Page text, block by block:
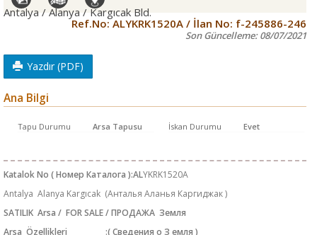
Antalya / Alanya / Kargıcak Bld.
Ref.No:ALYKRK1520A / İlan No: f-245886-246
Son Güncelleme:08/07/2021
Yazdır (PDF)
Ana Bilgi
Tapu Durumu Arsa Tapusu İskan Durumu Evet
Katalok No ( Номер Каталога ):ALYKRK1520A
Antalya Alanya Kargıcak (Анталья Аланья Каргиджак )
SATILIK Arsa / FOR SALE / ПРОДАЖА Земля
Arsa Özellikleri :(Сведения о З емля )